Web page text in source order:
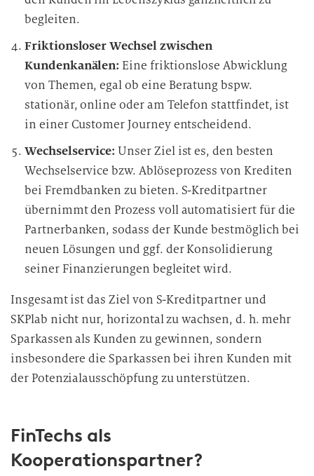
begleiten.
Friktionsloser Wechsel zwischen
Kundenkanälen: Eine friktionslose Abwicklung
von Themen, egal ob eine Beratung bspw.
stationär, online oder am Telefon stattfindet, ist
in einer Customer Journey entscheidend.
Wechselservice: Unser Ziel ist es, den besten
Wechselservice bzw. Ablöseprozess von Krediten
bei Fremdbanken zu bieten. S-Kreditpartner
übernimmt den Prozess voll automatisiert für die
Partnerbanken, sodass der Kunde bestmöglich bei
neuen Lösungen und ggf. der Konsolidierung
seiner Finanzierungen begleitet wird.
Insgesamt ist das Ziel von S-Kreditpartner und
SKPlab nicht nur, horizontal zu wachsen, d. h. mehr
Sparkassen als Kunden zu gewinnen, sondern
insbesondere die Sparkassen bei ihren Kunden mit
der Potenzialausschöpfung zu unterstützen.
FinTechs als
Kooperationspartner?